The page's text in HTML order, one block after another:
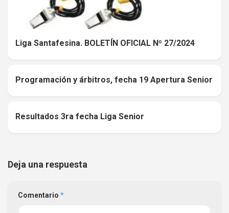
Liga Santafesina. BOLETÍN OFICIAL Nº 27/2024
0
Programación y árbitros, fecha 19 Apertura Senior
Resultados 3ra fecha Liga Senior
Deja una respuesta
Comentario *